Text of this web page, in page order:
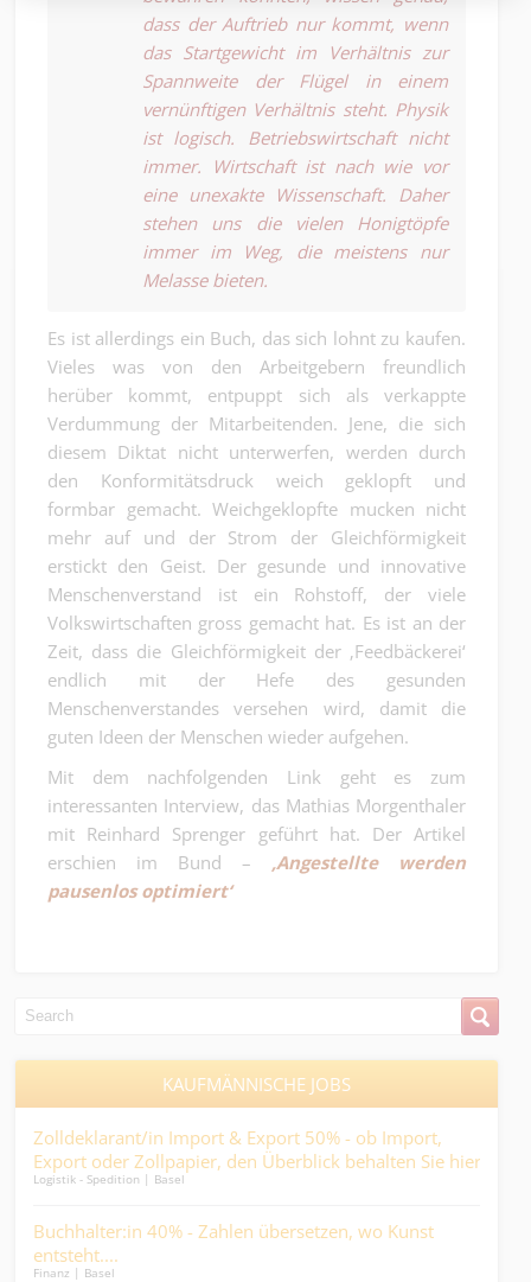
dass der Auftrieb nur kommt, wenn
das Startgewicht im Verhältnis zur
Spannweite der Flügel in einem
vernünftigen Verhältnis steht. Physik
ist logisch. Betriebswirtschaft nicht
immer. Wirtschaft ist nach wie vor
eine unexakte Wissenschaft. Daher
stehen uns die vielen Honigtöpfe
immer im Weg, die meistens nur
Melasse bieten.
Es ist allerdings ein Buch, das sich lohnt zu kaufen.
Vieles was von den Arbeitgebern freundlich
herüber kommt, entpuppt sich als verkappte
Verdummung der Mitarbeitenden. Jene, die sich
diesem Diktat nicht unterwerfen, werden durch
den Konformitätsdruck weich geklopft und
formbar gemacht. Weichgeklopfte mucken nicht
mehr auf und der Strom der Gleichförmigkeit
erstickt den Geist. Der gesunde und innovative
Menschenverstand ist ein Rohstoff, der viele
Volkswirtschaften gross gemacht hat. Es ist an der
Zeit, dass die Gleichförmigkeit der ‚Feedbäckerei‘
endlich mit der Hefe des gesunden
Menschenverstandes versehen wird, damit die
guten Ideen der Menschen wieder aufgehen.
Mit dem nachfolgenden Link geht es zum
interessanten Interview, das Mathias Morgenthaler
mit Reinhard Sprenger geführt hat. Der Artikel
erschien im Bund – ‚Angestellte werden
pausenlos optimiert‘
KAUFMÄNNISCHE JOBS
Zolldeklarant/in Import & Export 50% - ob Import,
Export oder Zollpapier, den Überblick behalten Sie hier..
Logistik - Spedition | Basel
Buchhalter:in 40% - Zahlen übersetzen, wo Kunst
entsteht....
Finanz | Basel